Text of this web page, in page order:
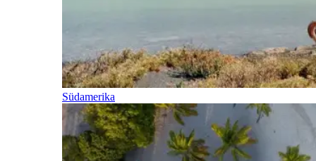
Südamerika